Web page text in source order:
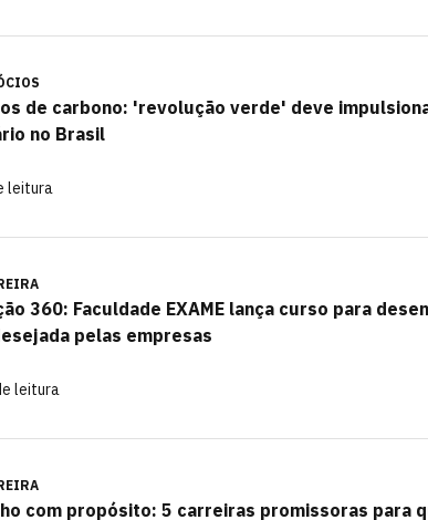
de carbono: 'revolução verde' deve
no Brasil
leitura
360: Faculdade EXAME lança curso para
pelas empresas
leitura
com propósito: 5 carreiras promissoras para